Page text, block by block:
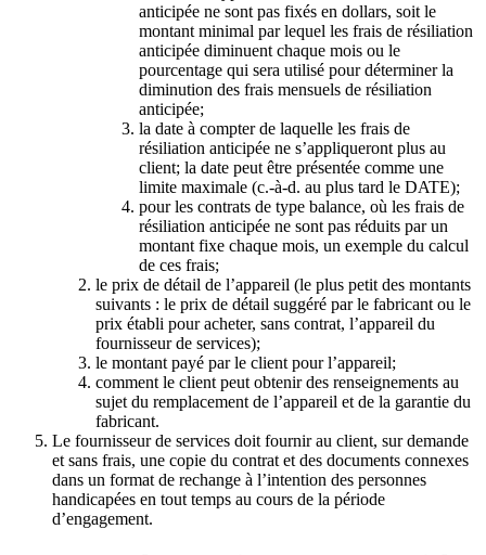
anticipée ne sont pas fixés en dollars, soit le
montant minimal par lequel les frais de résiliation
anticipée diminuent chaque mois ou le
pourcentage qui sera utilisé pour déterminer la
diminution des frais mensuels de résiliation
anticipée;
la date à compter de laquelle les frais de
résiliation anticipée ne s’appliqueront plus au
client; la date peut être présentée comme une
limite maximale (c.-à-d. au plus tard le DATE);
pour les contrats de type balance, où les frais de
résiliation anticipée ne sont pas réduits par un
montant fixe chaque mois, un exemple du calcul
de ces frais;
le prix de détail de l’appareil (le plus petit des montants
suivants : le prix de détail suggéré par le fabricant ou le
prix établi pour acheter, sans contrat, l’appareil du
fournisseur de services);
le montant payé par le client pour l’appareil;
comment le client peut obtenir des renseignements au
sujet du remplacement de l’appareil et de la garantie du
fabricant.
Le fournisseur de services doit fournir au client, sur demande
et sans frais, une copie du contrat et des documents connexes
dans un format de rechange à l’intention des personnes
handicapées en tout temps au cours de la période
d’engagement.